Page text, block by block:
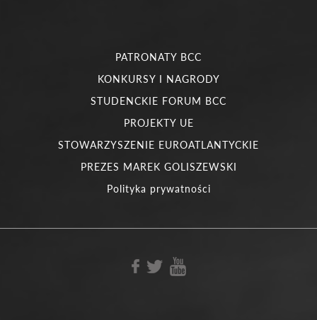
PATRONATY BCC
KONKURSY I NAGRODY
STUDENCKIE FORUM BCC
PROJEKTY UE
STOWARZYSZENIE EUROATLANTYCKIE
PREZES MAREK GOLISZEWSKI
Polityka prywatności